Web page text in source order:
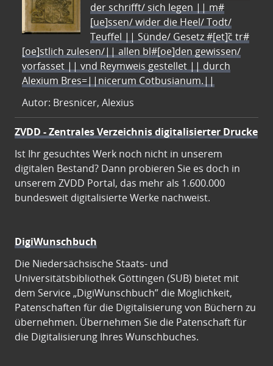
der schrifft/ sich legen || m#
[ue]ssen/ wider die Heel/ Todt/
Teuffel || Sünde/ Gesetz #[et]c̃ tr#
[oe]stlich zulesen/|| allen bl#[oe]den gewissen/
vorfasset || vnd Reymweis gestellet || durch
Alexium Bres=||nicerum Cotbusianum.||
Autor: Bresnicer, Alexius
ZVDD - Zentrales Verzeichnis digitalisierter Drucke
Ist Ihr gesuchtes Werk noch nicht in unserem
digitalen Bestand? Dann probieren Sie es doch in
unserem ZVDD Portal, das mehr als 1.600.000
bundesweit digitalisierte Werke nachweist.
DigiWunschbuch
Die Niedersächsische Staats- und
Universitätsbibliothek Göttingen (SUB) bietet mit
dem Service „DigiWunschbuch” die Möglichkeit,
Patenschaften für die Digitalisierung von Büchern zu
übernehmen. Übernehmen Sie die Patenschaft für
die Digitalisierung Ihres Wunschbuches.